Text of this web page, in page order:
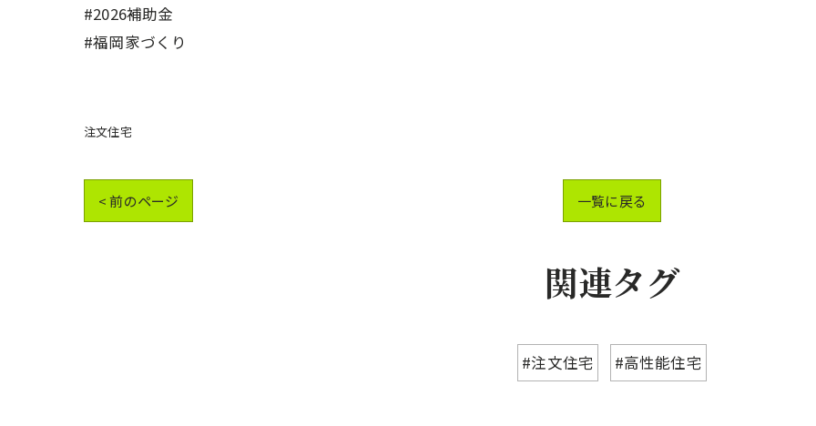
#2026補助金
#福岡家づくり
注文住宅
< 前のページ 一覧に戻る
関連タグ
#注文住宅 #高性能住宅